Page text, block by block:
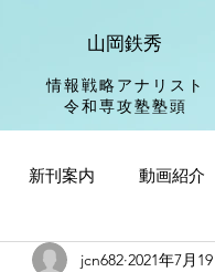
山岡鉄秀
情報戦略アナリスト
​令和専攻塾塾頭
新刊案内 動画紹介
jcn682 2021年7月